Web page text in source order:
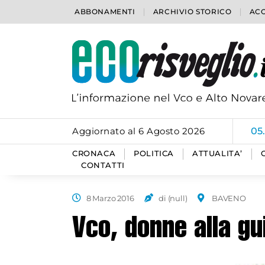
ABBONAMENTI ARCHIVIO STORICO
Aggiornato al 6 Agosto 2026
CRONACA POLITICA ATTUALITA’
CONTATTI
8 Marzo 2016 di (null) BAVENO
Vco, donne alla